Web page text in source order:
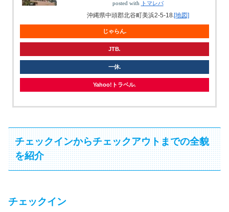
posted with トマレバ
沖縄県中頭郡北谷町美浜2-5-18[地図]
じゃらん
JTB
一休
Yahoo!トラベル
チェックインからチェックアウトまでの全貌
を紹介
チェックイン